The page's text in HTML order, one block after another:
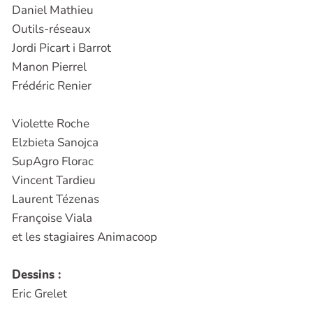
Daniel Mathieu
Outils-réseaux
Jordi Picart i Barrot
Manon Pierrel
Frédéric Renier
Violette Roche
Elzbieta Sanojca
SupAgro Florac
Vincent Tardieu
Laurent Tézenas
Françoise Viala
et les stagiaires Animacoop
Dessins :
Eric Grelet